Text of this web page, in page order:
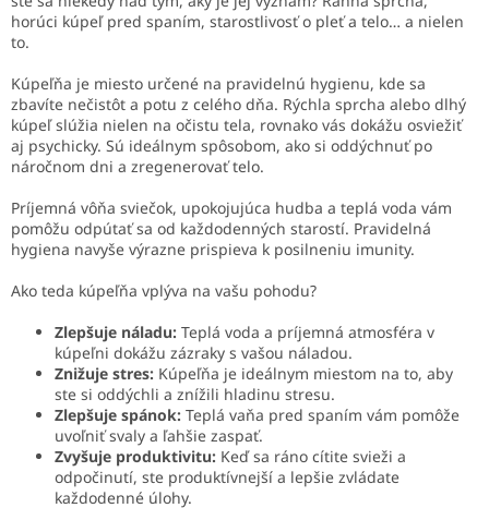
horúci kúpeľ pred spaním, starostlivosť o pleť a telo… a nielen
to.
Kúpeľňa je miesto určené na pravidelnú hygienu, kde sa
zbavíte nečistôt a potu z celého dňa. Rýchla sprcha alebo dlhý
kúpeľ slúžia nielen na očistu tela, rovnako vás dokážu osviežiť
aj psychicky. Sú ideálnym spôsobom, ako si oddýchnuť po
náročnom dni a zregenerovať telo.
Príjemná vôňa sviečok, upokojujúca hudba a teplá voda vám
pomôžu odpútať sa od každodenných starostí. Pravidelná
hygiena navyše výrazne prispieva k posilneniu imunity.
Ako teda kúpeľňa vplýva na vašu pohodu?
Zlepšuje náladu: Teplá voda a príjemná atmosféra v
kúpeľni dokážu zázraky s vašou náladou.
Znižuje stres: Kúpeľňa je ideálnym miestom na to, aby
ste si oddýchli a znížili hladinu stresu.
Zlepšuje spánok: Teplá vaňa pred spaním vám pomôže
uvoľniť svaly a ľahšie zaspať.
Zvyšuje produktivitu: Keď sa ráno cítite svieži a
odpočinutí, ste produktívnejší a lepšie zvládate
každodenné úlohy.